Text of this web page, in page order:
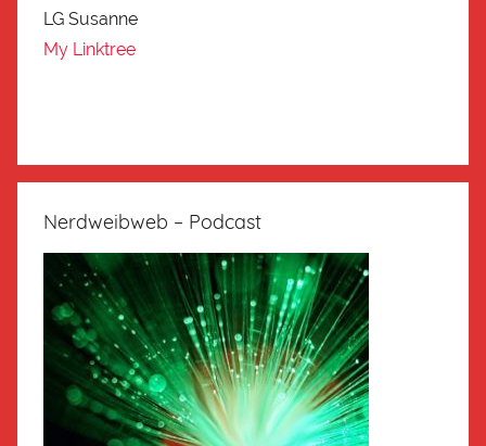
LG Susanne
My Linktree
Nerdweibweb – Podcast